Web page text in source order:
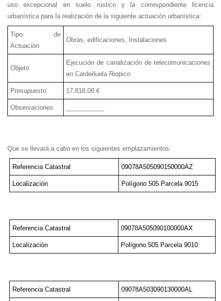
uso excepcional en suelo rústico y la correspondiente licencia
urbanística para la realización de la siguiente actuación urbanística:
Tipo de
Actuación
Obras, edificaciones, Instalaciones
Objeto
Ejecución de canalización de telecomunicaciones
en Cardeñuela Riopico
Presupuesto 17,818,00 €
Observaciones
Que se llevará a cabo en los siguientes emplazamientos:
Referencia Catastral 09078A505090150000AZ
Localización Polígono 505 Parcela 9015
Referencia Catastral 09078A505090100000AX
Localización Polígono 505 Parcela 9010
Referencia Catastral 09078A503090130000AL